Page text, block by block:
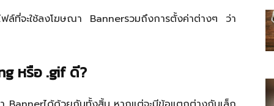
ไทย
สบาย(ดอท)คอม
ไฟล์ที่จะใช้ลงโฆษณา Bannerรวมถึงการตั้งค่าต่างๆ ว่า
หรือ .gif ดี?